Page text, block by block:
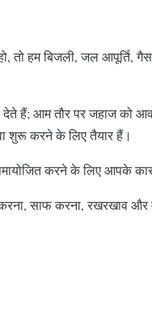
हम बिजली, जल आपूर्ति,
आम तौर पर जहाज को
शुरू करने के लिए तैयार हैं।
करने के लिए आपके
करना, साफ करना, रखरखाव